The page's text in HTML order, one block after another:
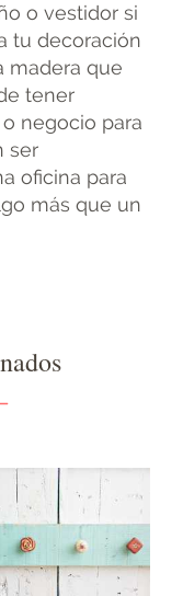
o vestidor si
tu decoración
madera que
tener
negocio para
ser
oficina para
más que un